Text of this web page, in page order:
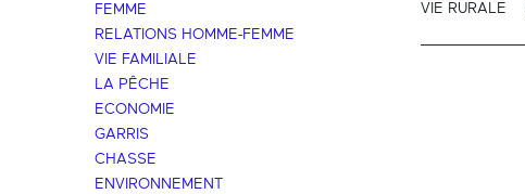
FEMME
RELATIONS HOMME-FEMME
VIE FAMILIALE
LA PÊCHE
ECONOMIE
GARRIS
CHASSE
ENVIRONNEMENT
VIE RURALE